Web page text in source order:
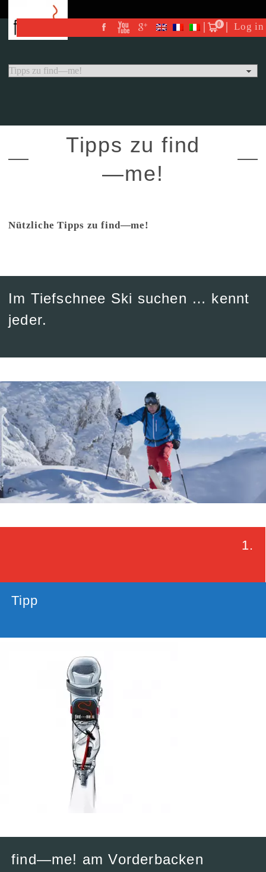
0 Log in
Tipps zu find
—me!
Nützliche Tipps zu find—me!
Im Tiefschnee Ski suchen … kennt
jeder.
1.
Tipp
find—me! am Vorderbacken